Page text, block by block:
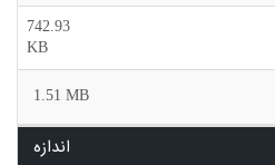
742.93
KB
1.51 MB
اندازه